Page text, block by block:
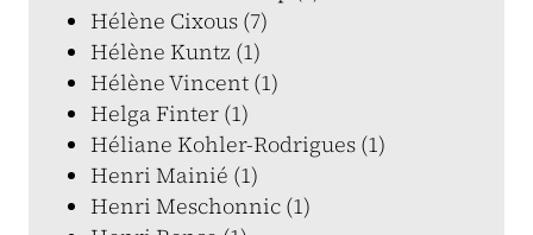
Hélène Cixous (7)
Hélène Kuntz (1)
Hélène Vincent (1)
Helga Finter (1)
Héliane Kohler-Rodrigues (1)
Henri Mainié (1)
Henri Meschonnic (1)